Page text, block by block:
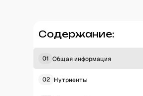
Содержание:
01 Общая информация
02 Нутриенты